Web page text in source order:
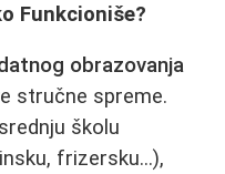
Funkcioniše?
obrazovanja
stručne spreme.
školu
frizersku...),